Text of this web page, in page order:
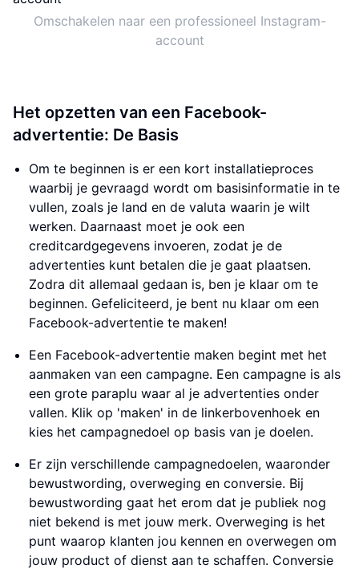
Omschakelen naar een professioneel Instagram-
account
Het opzetten van een Facebook-
advertentie: De Basis
Om te beginnen is er een kort installatieproces
waarbij je gevraagd wordt om basisinformatie in te
vullen, zoals je land en de valuta waarin je wilt
werken. Daarnaast moet je ook een
creditcardgegevens invoeren, zodat je de
advertenties kunt betalen die je gaat plaatsen.
Zodra dit allemaal gedaan is, ben je klaar om te
beginnen. Gefeliciteerd, je bent nu klaar om een
Facebook-advertentie te maken!
Een Facebook-advertentie maken begint met het
aanmaken van een campagne. Een campagne is als
een grote paraplu waar al je advertenties onder
vallen. Klik op 'maken' in de linkerbovenhoek en
kies het campagnedoel op basis van je doelen.
Er zijn verschillende campagnedoelen, waaronder
bewustwording, overweging en conversie. Bij
bewustwording gaat het erom dat je publiek nog
niet bekend is met jouw merk. Overweging is het
punt waarop klanten jou kennen en overwegen om
jouw product of dienst aan te schaffen. Conversie